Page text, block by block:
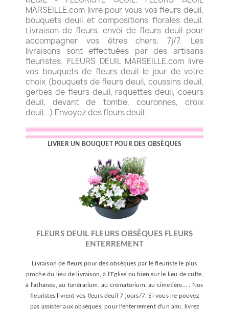
MARSEILLE.com livre pour vous vos fleurs deuil,
bouquets deuil et compositions florales deuil.
Livraison de fleurs, envoi de fleurs deuil pour
accompagner vos êtres chers, 7j/7. Les
livraisons sont effectuées par des artisans
fleuristes. FLEURS DEUIL MARSEILLE.com livre
vos bouquets de fleurs deuil le jour de votre
choix (bouquets de fleurs deuil, coussins deuil,
gerbes de fleurs deuil, raquettes deuil, coeurs
deuil, devant de tombe, couronnes, croix
deuil...) Envoyez des fleurs deuil.
LIVRER UN BOUQUET POUR DES OBSÈQUES
FLEURS DEUIL FLEURS OBSÈQUES FLEURS
ENTERREMENT
Livraison de fleurs pour des obsèques par le fleuriste le plus
proche du lieu de livraison, à l'Eglise ou bien sur le lieu de culte,
à l'athanée, au funérarium, au crématorium, au cimetière... . Nos
fleuristes livrent vos fleurs deuil 7 jours/7. Si vous ne pouvez
pas assister aux obsèques, pour l'enterrement d'un ami, livrez